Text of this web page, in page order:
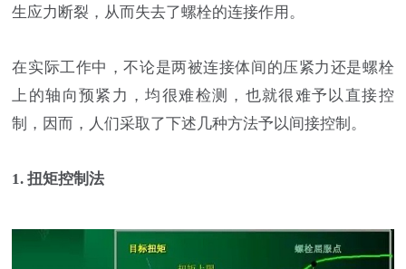
生应力断裂，从而失去了螺栓的连接作用。
在实际工作中，不论是两被连接体间的压紧力还是螺栓
上的轴向预紧力，均很难检测，也就很难予以直接控
制，因而，人们采取了下述几种方法予以间接控制。
1. 扭矩控制法